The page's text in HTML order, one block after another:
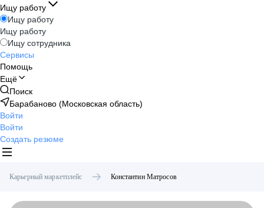
Ищу работу
Ищу работу
Ищу работу
Ищу сотрудника
Сервисы
Помощь
Ещё
Поиск
Барабаново (Московская область)
Войти
Войти
Создать резюме
Карьерный маркетплейс Константин Матросов